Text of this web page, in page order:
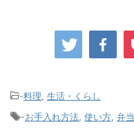
-料理, 生活・くらし
-お手入れ方法, 使い方, 弁当